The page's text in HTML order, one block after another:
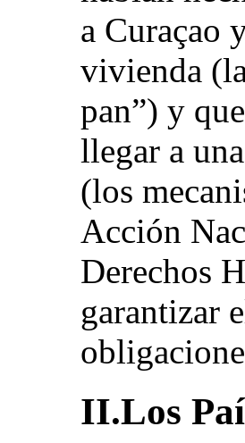
a Curaçao
vivienda
pan”) y
llegar a
(los
Acción
Derechos
garantizar
II.Los